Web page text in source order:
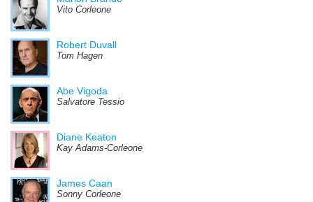
Vito Corleone
Robert Duvall
Tom Hagen
Abe Vigoda
Salvatore Tessio
Diane Keaton
Kay Adams-Corleone
James Caan
Sonny Corleone